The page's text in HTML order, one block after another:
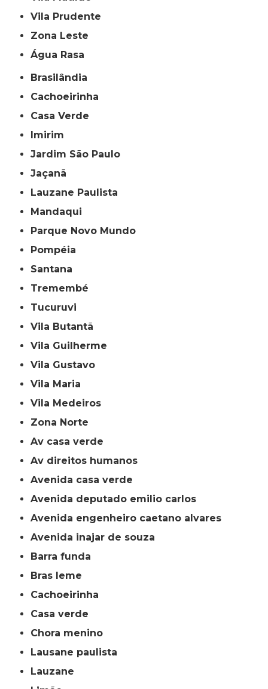
Vila Prudente
Zona Leste
Água Rasa
Brasilândia
Cachoeirinha
Casa Verde
Imirim
Jardim São Paulo
Jaçanã
Lauzane Paulista
Mandaqui
Parque Novo Mundo
Pompéia
Santana
Tremembé
Tucuruvi
Vila Butantã
Vila Guilherme
Vila Gustavo
Vila Maria
Vila Medeiros
Zona Norte
av casa verde
av direitos humanos
avenida casa verde
avenida deputado emilio carlos
avenida engenheiro caetano alvares
avenida inajar de souza
barra funda
bras leme
cachoeirinha
casa verde
chora menino
lausane paulista
lauzane